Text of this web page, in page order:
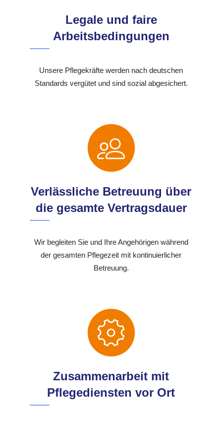
Legale und faire
Arbeitsbedingungen
Unsere Pflegekräfte werden nach deutschen
Standards vergütet und sind sozial abgesichert.
Verlässliche Betreuung über
die gesamte Vertragsdauer
Wir begleiten Sie und Ihre Angehörigen während
der gesamten Pflegezeit mit kontinuierlicher
Betreuung.
Zusammenarbeit mit
Pflegediensten vor Ort